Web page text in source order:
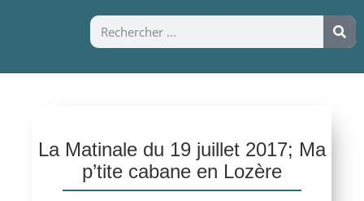
La Matinale du 19 juillet 2017; Ma
p’tite cabane en Lozère